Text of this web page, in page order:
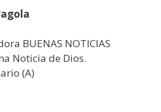
BUENAS NOTICIAS
Noticia de Dios.
(A)